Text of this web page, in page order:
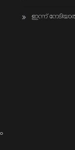
ഇന്ന് നേടിയാൽ